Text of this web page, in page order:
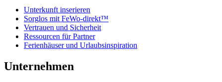
Unterkunft inserieren
Sorglos mit FeWo-direkt™
Vertrauen und Sicherheit
Ressourcen für Partner
Ferienhäuser und Urlaubsinspiration
Unternehmen